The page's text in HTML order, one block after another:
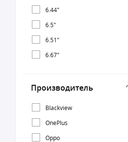
6.44"
6.5"
6.51"
6.67"
Производитель
Blackview
OnePlus
Oppo